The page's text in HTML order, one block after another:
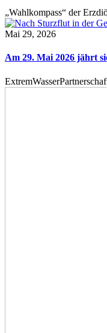
„Wahlkompass“ der
Mai 29, 2026
Am 29. Mai 2026 jährt